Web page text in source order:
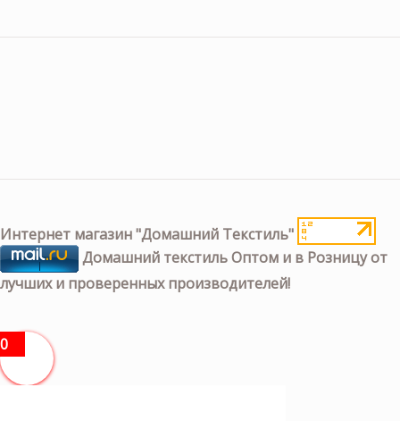
Интернет магазин "Домашний Текстиль"
Домашний текстиль Оптом и в Розницу от
лучших и проверенных производителей!
0